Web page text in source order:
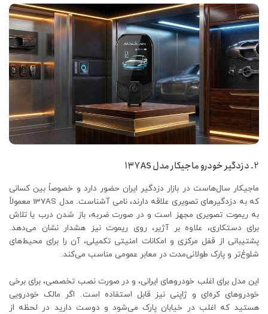
2. دزدگیر خودرو ماجیکار مدل 137AS
ماجیکار سال‌هاست در بازار دزدگیر ایران حضور دارد و خصوصاً بین کسانی
که به دزدگیرهای تصویری علاقه دارند، نامی آشناست. مدل 137AS معمولاً
به ریموت تصویری مجهز است و در صورت ضربه، باز شدن درب یا تلاش
برای دستکاری، علاوه بر آژیر، روی ریموت نیز هشدار نشان می‌دهد.
پشتیبانی از قفل مرکزی و امکانات امنیتی تکمیلی، آن را برای محیط‌های
شلوغ‌تر و پارک طولانی‌مدت در معابر عمومی مناسب می‌کند.
این مدل برای اغلب خودروهای ایرانی، و در صورت نصب تخصصی، برای برخی
خودروهای کره‌ای و ژاپنی نیز قابل استفاده است. اگر مالک خودرویی
هستید که اغلب در خیابان پارک می‌شود و دوست دارید در لحظه از